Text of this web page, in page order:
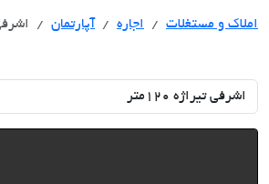
املاک و مستغلات اجاره اجاره
آپارتمان اشرفی